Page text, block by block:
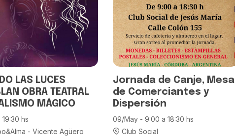
LAS LUCES
OBRA TEATRAL
MÁGICO
hs
- Vicente Agüero
Jornada de Canje, Mesa
de Comerciantes y
Dispersión
09/May - 9:00 a 18:30 hs
Club Social